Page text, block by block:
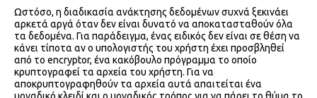
Ωστόσο, η διαδικασία ανάκτησης δεδομένων συχνά ξεκινάει
αρκετά αργά όταν δεν είναι δυνατό να αποκατασταθούν όλα
τα δεδομένα. Για παράδειγμα, ένας ειδικός δεν είναι σε θέση να
κάνει τίποτα αν ο υπολογιστής του χρήστη έχει προσβληθεί
από το encryptor, ένα κακόβουλο πρόγραμμα το οποίο
κρυπτογραφεί τα αρχεία του χρήστη. Για να
αποκρυπτογραφηθούν τα αρχεία αυτά απαιτείται ένα